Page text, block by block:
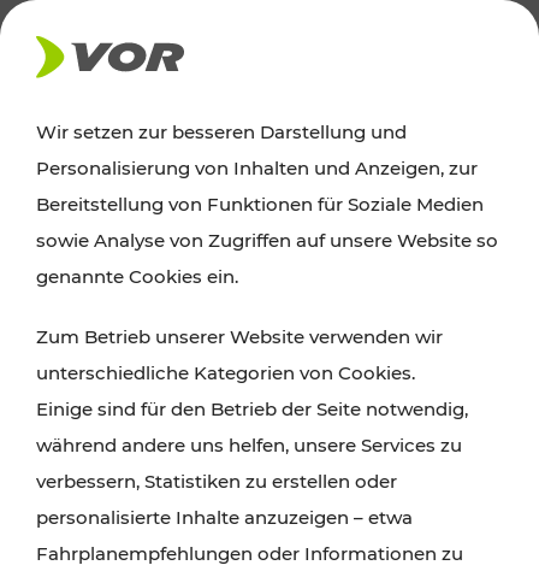
AKTUELLES
Ausflugstipps
Wien, Niederösterreich und das Burgenland
Wanderungen, Kultur und Gastronomie,
Radtouren oder purer Naturgenuss – viele
Attraktionen sind mit den Ticket- und Fahrplan-
Angeboten des VOR gut und schnell erreichbar.
Wir setzen zur besseren Darstellung und
Personalisierung von Inhalten und Anzeigen, zur
Bereitstellung von Funktionen für Soziale Medien
sowie Analyse von Zugriffen auf unsere Website so
genannte Cookies ein.
Zum Betrieb unserer Website verwenden wir
unterschiedliche Kategorien von Cookies.
Einige sind für den Betrieb der Seite notwendig,
während andere uns helfen, unsere Services zu
verbessern, Statistiken zu erstellen oder
personalisierte Inhalte anzuzeigen – etwa
Fahrplanempfehlungen oder Informationen zu